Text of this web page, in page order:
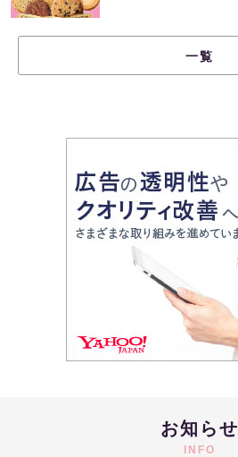
一覧
お知らせ
INFO